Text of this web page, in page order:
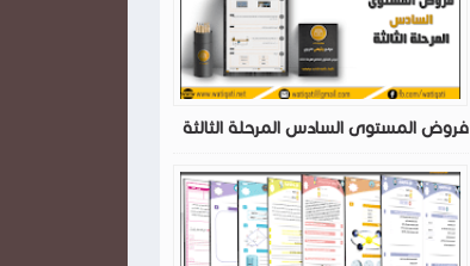
فروض المستوى السادس المرحلة الثالثة